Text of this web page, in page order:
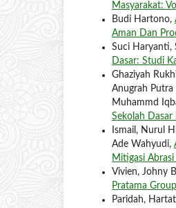
Masyarakat:
Budi Hartono,
Aman Dan
Suci Haryanti,
Dasar: Studi
Ghaziyah
Anugrah
Muhammd
Sekolah
Ismail, Nurul
Ade Wahyudi,
Mitigasi Abrasi
Vivien, Johny
Pratama Group
Paridah,